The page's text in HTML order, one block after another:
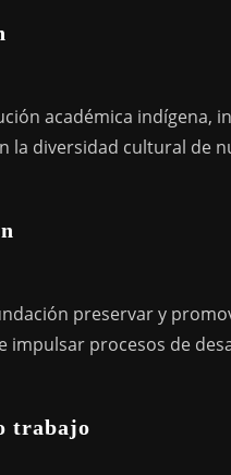
académica indígena,
la diversidad cultural de
preservar y
impulsar procesos de
trabajo